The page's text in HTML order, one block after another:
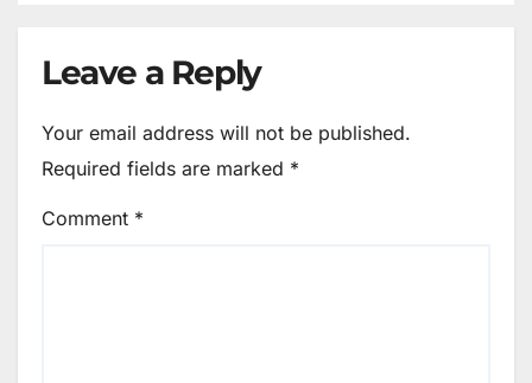
Leave a Reply
Your email address will not be published.
Required fields are marked *
Comment *